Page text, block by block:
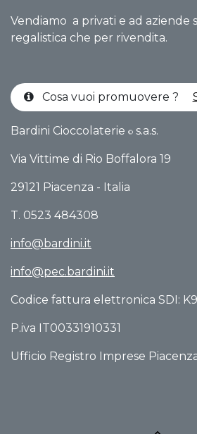
Vendiamo a privati e ad aziende
regalistica che per rivendita.
Cosa vuoi promuovere ?
Bardini Cioccolaterie © s.a.s.
Via Vittime di Rio Boffalo​ra 19
29121 Piacenza - Italia
T. 0523 484308
info@bardini.it
info@pec.bardini.it​
Codice fattura elettronica SDI:
P.iva IT00331910331
Ufficio Registro Imprese